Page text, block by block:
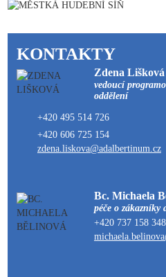
KONTAKTY
Zdena Lišková
vedoucí
oddělení
+420 495 514 726
+420 606 725 154
zdena.liskova@adalbertinum.cz
Bc. Michaela
péče o zákazníky
+420 737 158 348